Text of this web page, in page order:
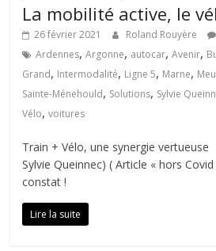
La mobilité active, le
26 février 2021 Roland Rouyère
Ardennes,Argonne, autocar,Avenir,
Grand, Intermodalité, Ligne 5, Marne,
Sainte-Ménehould, Solutions, Sylvie
Vélo,voitures
Train + Vélo, une synergie
Sylvie Queinnec) ( Article « hors
constat !
Lire la suite